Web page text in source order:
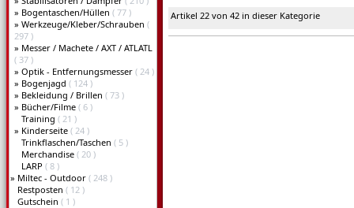
» Bogentaschen/Hüllen ( 77 )
» Werkzeuge/Kleber/Schrauben (
297 )
» Messer / Machete / AXT / ATLATL
( 37 )
» Optik - Entfernungsmesser ( 24 )
» Bogenjagd ( 124 )
» Bekleidung / Brillen ( 73 )
» Bücher/Filme ( 6 )
Training ( 21 )
» Kinderseite ( 24 )
Trinkflaschen/Taschen ( 5 )
Merchandise ( 20 )
LARP ( 8 )
» Miltec - Outdoor ( 248 )
Restposten ( 12 )
Gutschein ( 1 )
Artikel 22 von 42 in dieser Kategorie